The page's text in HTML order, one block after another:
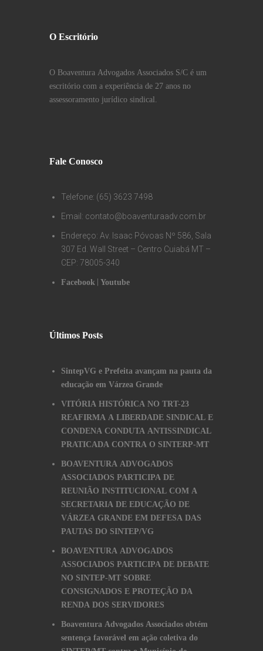
O Escritório
O Boaventura Advogados Associados S/C é um
escritório com a experiência de 27 anos no
assessoramento jurídico sindical.
Fale Conosco
Telefone: (65) 3623 7498
Email: contato@boaventuraadv.com.br
Endereço: Av. Isaac Póvoas Nº 586, Sala
307 Ed. Wall Street – Centro Cuiabá MT –
CEP: 78005-340
Facebook Youtube
Últimos Posts
SintepVG e Prefeita avançam na pauta da
educação em Várzea Grande
VITÓRIA HISTÓRICA NO TRT-23
REAFIRMA A LIBERDADE SINDICAL E
CONDENA CONDUTA ANTISSINDICAL
PRATICADA CONTRA O SINTERP-MT
BOAVENTURA ADVOGADOS
ASSOCIADOS PARTICIPA DE
REUNIÃO INSTITUCIONAL COM A
SECRETARIA DE EDUCAÇÃO DE
VÁRZEA GRANDE EM DEFESA DAS
PAUTAS DO SINTEP/VG
BOAVENTURA ADVOGADOS
ASSOCIADOS PARTICIPA DE DEBATE
NO SINTEP-MT SOBRE
CONSIGNADOS E PROTEÇÃO DA
RENDA DOS SERVIDORES
Boaventura Advogados Associados obtém
sentença favorável em ação coletiva do